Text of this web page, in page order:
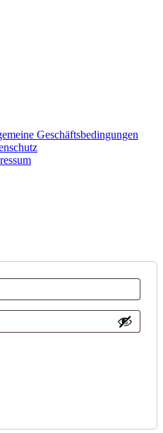
Geschäftsbedingungen